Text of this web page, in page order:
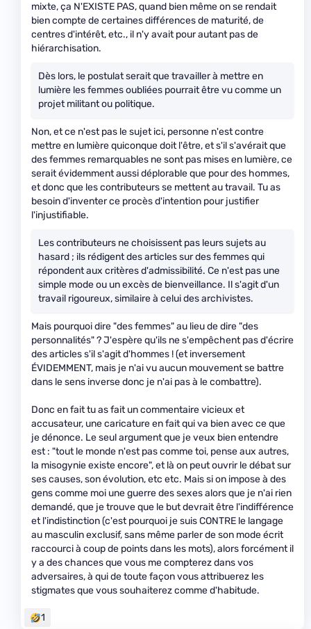
mixte, ça N'EXISTE PAS, quand bien même on se rendait
bien compte de certaines différences de maturité, de
centres d'intérêt, etc., il n'y avait pour autant pas de
hiérarchisation.
Dès lors, le postulat serait que travailler à mettre en
lumière les femmes oubliées pourrait être vu comme un
projet militant ou politique.
Non, et ce n'est pas le sujet ici, personne n'est contre
mettre en lumière quiconque doit l'être, et s'il s'avérait que
des femmes remarquables ne sont pas mises en lumière, ce
serait évidemment aussi déplorable que pour des hommes,
et donc que les contributeurs se mettent au travail. Tu as
besoin d'inventer ce procès d'intention pour justifier
l'injustifiable.
Les contributeurs ne choisissent pas leurs sujets au
hasard ; ils rédigent des articles sur des femmes qui
répondent aux critères d'admissibilité. Ce n'est pas une
simple mode ou un excès de bienveillance. Il s'agit d'un
travail rigoureux, similaire à celui des archivistes.
Mais pourquoi dire "des femmes" au lieu de dire "des
personnalités" ? J'espère qu'ils ne s'empêchent pas d'écrire
des articles s'il s'agit d'hommes ! (et inversement
ÉVIDEMMENT, mais je n'ai vu aucun mouvement se battre
dans le sens inverse donc je n'ai pas à le combattre).
Donc en fait tu as fait un commentaire vicieux et
accusateur, une caricature en fait qui va bien avec ce que
je dénonce. Le seul argument que je veux bien entendre
est : "tout le monde n'est pas comme toi, pense aux autres,
la misogynie existe encore", et là on peut ouvrir le débat sur
ses causes, son évolution, etc etc. Mais si on impose à des
gens comme moi une guerre des sexes alors que je n'ai rien
demandé, que je trouve que le but devrait être l'indifférence
et l'indistinction (c'est pourquoi je suis CONTRE le langage
au masculin exclusif, sans même parler de son mode écrit
raccourci à coup de points dans les mots), alors forcément il
y a des chances que vous me compterez dans vos
adversaires, à qui de toute façon vous attribuerez les
stigmates que vous souhaiterez comme d'habitude.
1